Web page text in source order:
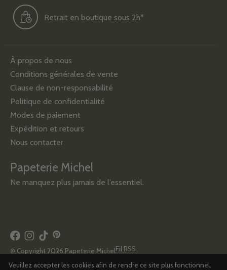
Retrait en boutique sous 2h*
À propos de nous
Conditions générales de vente
Clause de non-responsabilité
Politique de confidentialité
Modes de paiement
Expédition et retours
Nous contacter
Papeterie Michel
Ne manquez plus jamais de l’essentiel.
© Copyright 2026 Papeterie MichelFil RSS
Veuillez accepter les cookies afin de rendre ce site plus fonctionnel.